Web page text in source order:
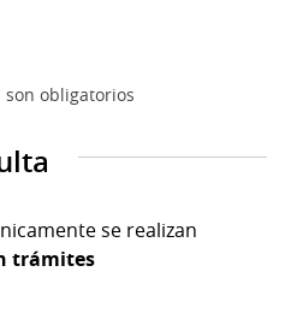
son obligatorios
se realizan
trámites